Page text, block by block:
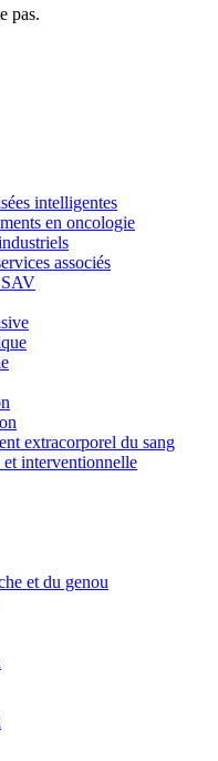
Visitez le catalogue
complet.
la technologie
centre d’innovation et
nous.
pas.
intelligentes
en oncologie
associés
SAV
extracorporel du sang
interventionnelle
et du genou